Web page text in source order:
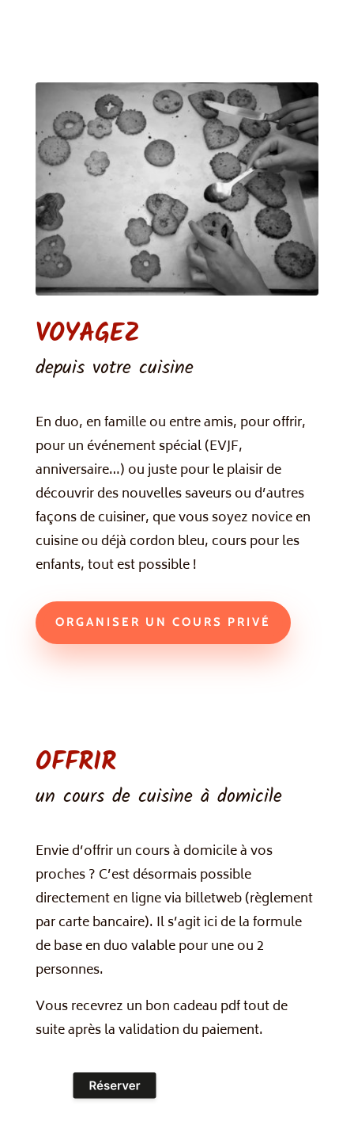
VOYAGEZ
depuis votre cuisine
En duo, en famille ou entre amis, pour offrir,
pour un événement spécial (EVJF,
anniversaire…) ou juste pour le plaisir de
découvrir des nouvelles saveurs ou d’autres
façons de cuisiner, que vous soyez novice en
cuisine ou déjà cordon bleu, cours pour les
enfants, tout est possible !
ORGANISER UN COURS PRIVÉ
OFFRIR
un cours de cuisine à domicile
Envie d’offrir un cours à domicile à vos
proches ? C’est désormais possible
directement en ligne via billetweb (règlement
par carte bancaire). Il s’agit ici de la formule
de base en duo valable pour une ou 2
personnes.
Vous recevrez un bon cadeau pdf tout de
suite après la validation du paiement.